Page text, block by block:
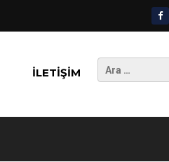
İLETIŞIM
Arama: